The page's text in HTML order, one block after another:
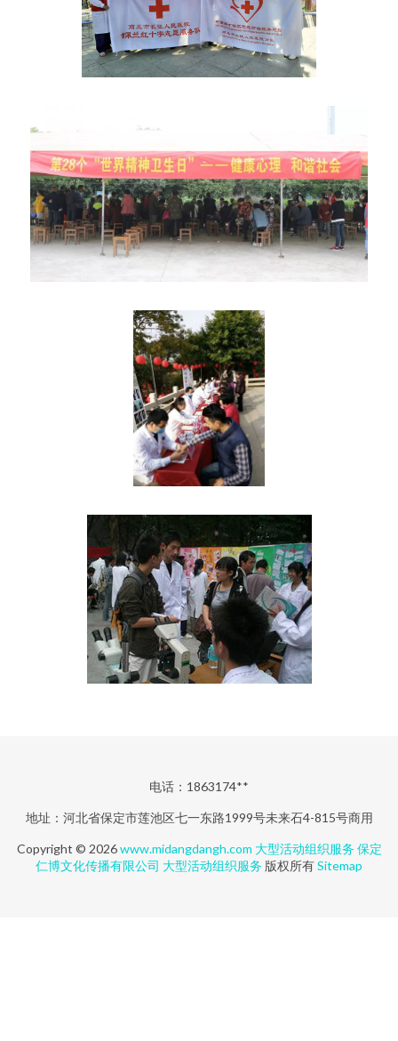
电话：1863174**
地址：河北省保定市莲池区七一东路1999号未来石4-815号商用
Copyright © 2026www.midangdangh.com 大型活动组织服务 保定
仁博文化传播有限公司 大型活动组织服务 版权所有Sitemap